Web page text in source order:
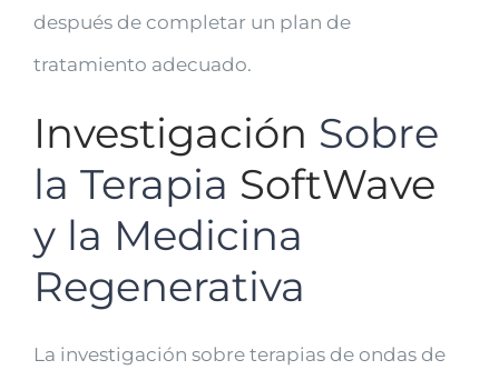
después de completar un plan de
tratamiento adecuado.
Investigación Sobre
la Terapia SoftWave
y la Medicina
Regenerativa
La investigación sobre terapias de ondas de